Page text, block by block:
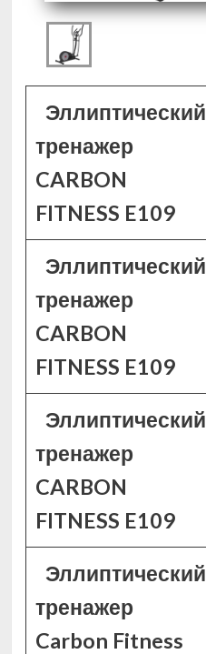
Эллиптический
тренажер
CARBON
FITNESS E109
Эллиптический
тренажер
CARBON
FITNESS E109
Эллиптический
тренажер
CARBON
FITNESS E109
Эллиптический
тренажер
Carbon Fitness